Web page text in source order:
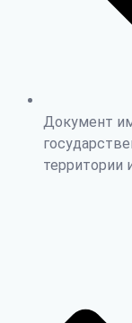
Документ
территории